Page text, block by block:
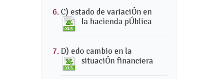
C) estado de variaciÓn en
la hacienda pÚblica
D) edo cambio en la
situaciÓn financiera